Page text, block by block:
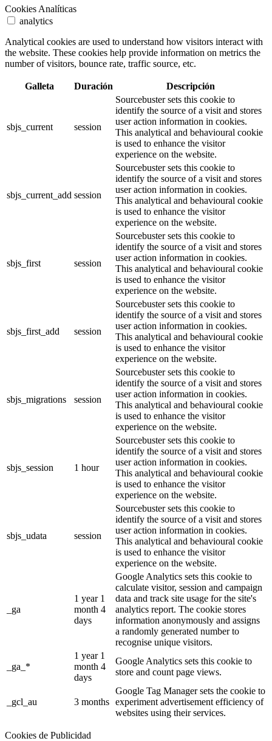
Cookies Analíticas
analytics
Analytical cookies are used to understand how visitors interact with
the website. These cookies help provide information on metrics the
number of visitors, bounce rate, traffic source, etc.
Galleta Duración Descripción
sbjs_current session
Sourcebuster sets this cookie to
identify the source of a visit and stores
user action information in cookies.
This analytical and behavioural cookie
is used to enhance the visitor
experience on the website.
sbjs_current_add session
Sourcebuster sets this cookie to
identify the source of a visit and stores
user action information in cookies.
This analytical and behavioural cookie
is used to enhance the visitor
experience on the website.
sbjs_first session
Sourcebuster sets this cookie to
identify the source of a visit and stores
user action information in cookies.
This analytical and behavioural cookie
is used to enhance the visitor
experience on the website.
sbjs_first_add session
Sourcebuster sets this cookie to
identify the source of a visit and stores
user action information in cookies.
This analytical and behavioural cookie
is used to enhance the visitor
experience on the website.
sbjs_migrations session
Sourcebuster sets this cookie to
identify the source of a visit and stores
user action information in cookies.
This analytical and behavioural cookie
is used to enhance the visitor
experience on the website.
sbjs_session 1 hour
Sourcebuster sets this cookie to
identify the source of a visit and stores
user action information in cookies.
This analytical and behavioural cookie
is used to enhance the visitor
experience on the website.
sbjs_udata session
Sourcebuster sets this cookie to
identify the source of a visit and stores
user action information in cookies.
This analytical and behavioural cookie
is used to enhance the visitor
experience on the website.
_ga
1 year 1
month 4
days
Google Analytics sets this cookie to
calculate visitor, session and campaign
data and track site usage for the site's
analytics report. The cookie stores
information anonymously and assigns
a randomly generated number to
recognise unique visitors.
_ga_*
1 year 1
month 4
days
Google Analytics sets this cookie to
store and count page views.
_gcl_au 3 months
Google Tag Manager sets the cookie to
experiment advertisement efficiency of
websites using their services.
Cookies de Publicidad